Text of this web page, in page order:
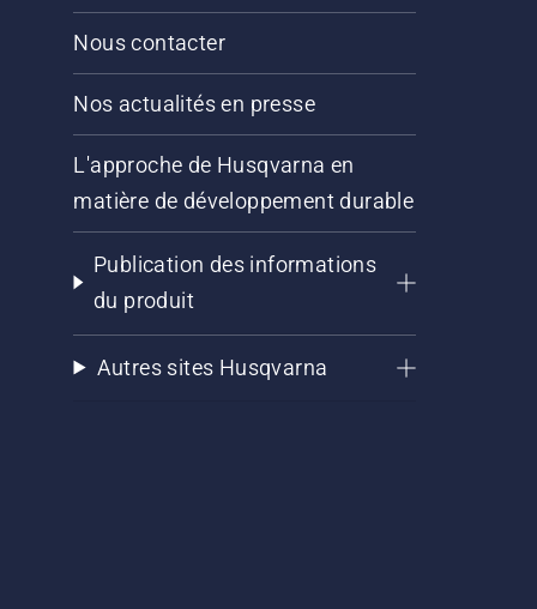
Nous contacter
Nos actualités en presse
L'approche de Husqvarna en
matière de développement durable
Publication des informations
du produit
Autres sites Husqvarna